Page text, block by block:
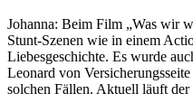
Johanna: Beim Film „Was wir
Stunt-Szenen wie in einem
Liebesgeschichte. Es wurde
Leonard von
solchen Fällen. Aktuell läuft